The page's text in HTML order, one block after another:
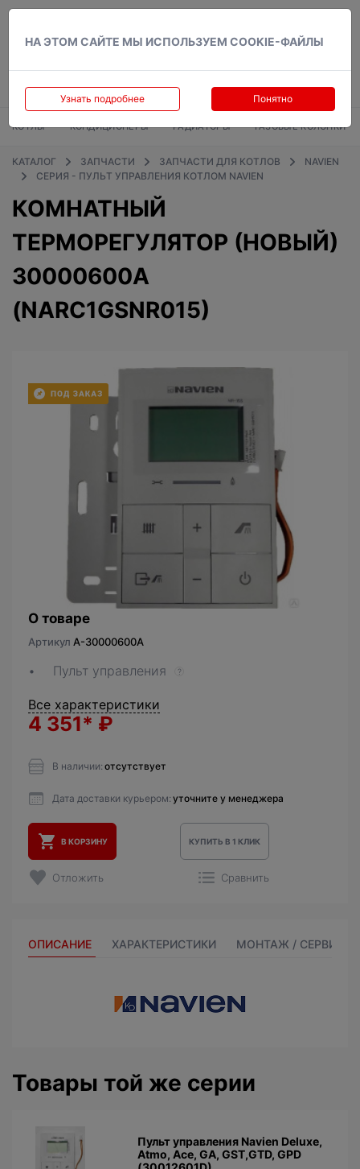
НА ЭТОМ САЙТЕ МЫ ИСПОЛЬЗУЕМ COOKIE-ФАЙЛЫ
Узнать подробнее Понятно
КОТЛЫ КОНДИЦИОНЕРЫ РАДИАТОРЫ ГАЗОВЫЕ КОЛОНКИ
КАТАЛОГ ЗАПЧАСТИ ЗАПЧАСТИ ДЛЯ КОТЛОВ
NAVIEN
СЕРИЯ - ПУЛЬТ УПРАВЛЕНИЯ КОТЛОМ NAVIEN
КОМНАТНЫЙ
ТЕРМОРЕГУЛЯТОР (НОВЫЙ)
30000600A
(NARC1GSNR015)
О товаре
Артикул A-30000600A
Пульт управления ?
Все характеристики
4 351* ₽
В наличии: отсутствует
Дата доставки курьером: уточните у менеджера
В КОРЗИНУ КУПИТЬ В 1 КЛИК
Отложить Сравнить
ОПИСАНИЕ ХАРАКТЕРИСТИКИ МОНТАЖ / СЕРВИС
Товары той же серии
Пульт управления Navien Deluxe,
Atmo, Ace, GA, GST,GTD, GPD